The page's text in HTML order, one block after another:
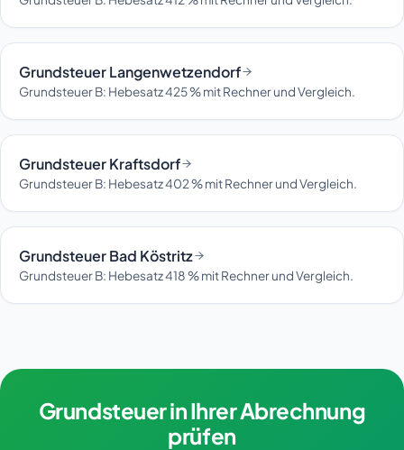
Grundsteuer Langenwetzendorf
Grundsteuer B: Hebesatz 425 % mit Rechner und Vergleich.
Grundsteuer Kraftsdorf
Grundsteuer B: Hebesatz 402 % mit Rechner und Vergleich.
Grundsteuer Bad Köstritz
Grundsteuer B: Hebesatz 418 % mit Rechner und Vergleich.
Grundsteuer in Ihrer Abrechnung
prüfen